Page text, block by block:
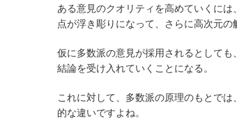
ある意見のクオリティを高めていくに
点が浮き彫りになって、さらに高次元の
仮に多数派の意見が採用されるとして
結論を受け入れていくことになる。
これに対して、多数派の原理のもとで
的な違いですよね。